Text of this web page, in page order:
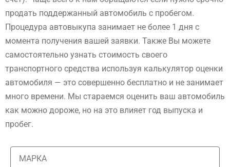
продать поддержанный автомобиль с пробегом.
Процедура автовыкупа занимает не более 1 дня с
момента получения вашей заявки. Также Вы можете
самостоятельно узнать стоимость своего
транспортного средства используя калькулятор оценки
автомобиля — это совершенно бесплатно и не занимает
много времени. Мы стараемся оценить ваш автомобиль
как можно дороже, но на это влияет год выпуска и
пробег.